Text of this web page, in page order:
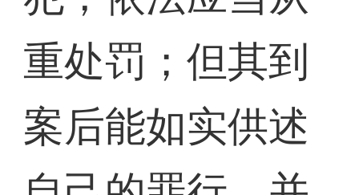
重处罚；但其到
案后能如实供述